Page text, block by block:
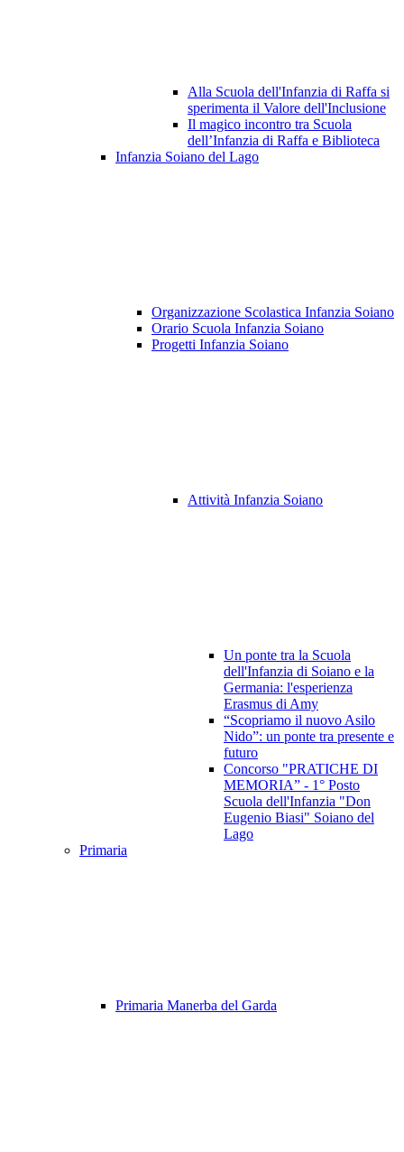
Alla Scuola dell'Infanzia di Raffa si
sperimenta il Valore dell'Inclusione
Il magico incontro tra Scuola
dell’Infanzia di Raffa e Biblioteca
Infanzia Soiano del Lago
Organizzazione Scolastica Infanzia Soiano
Orario Scuola Infanzia Soiano
Progetti Infanzia Soiano
Attività Infanzia Soiano
Un ponte tra la Scuola
dell'Infanzia di Soiano e la
Germania: l'esperienza
Erasmus di Amy
“Scopriamo il nuovo Asilo
Nido”: un ponte tra presente e
futuro
Concorso "PRATICHE DI
MEMORIA” - 1° Posto
Scuola dell'Infanzia "Don
Eugenio Biasi" Soiano del
Lago
Primaria
Primaria Manerba del Garda